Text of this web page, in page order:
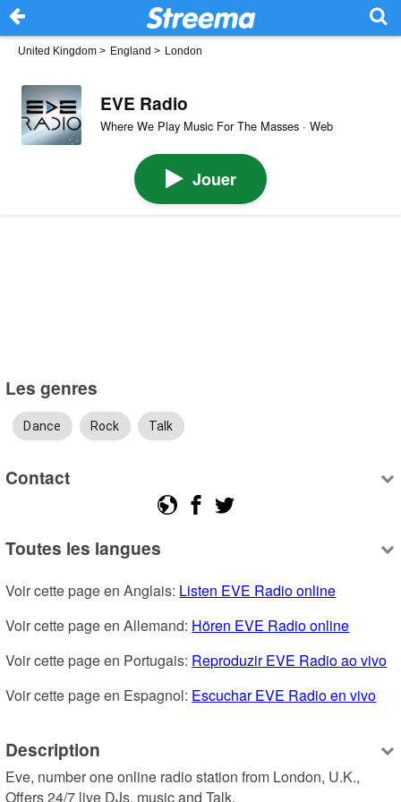
United Kingdom > England > London
EVE Radio
Where We Play Music For The Masses · Web
Jouer
Les genres
Dance Rock Talk
Contact
Toutes les langues
Voir cette page en Anglais: Listen EVE Radio online
Voir cette page en Allemand: Hören EVE Radio online
Voir cette page en Portugais: Reproduzir EVE Radio ao vivo
Voir cette page en Espagnol: Escuchar EVE Radio en vivo
Description
Eve, number one online radio station from London, U.K.,
Offers 24/7 live DJs, music and Talk.